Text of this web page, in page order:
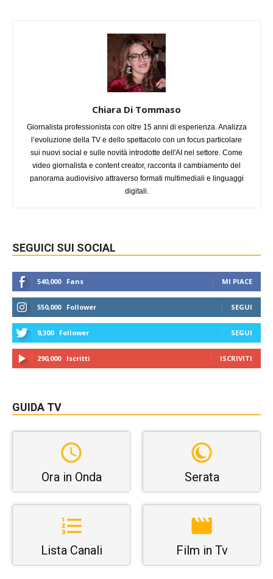
Chiara Di Tommaso
Giornalista professionista con oltre 15 anni di esperienza. Analizza
l’evoluzione della TV e dello spettacolo con un focus particolare
sui nuovi social e sulle novità introdotte dell'AI nel settore. Come
video giornalista e content creator, racconta il cambiamento del
panorama audiovisivo attraverso formati multimediali e linguaggi
digitali.
SEGUICI SUI SOCIAL
540,000 Fans MI PIACE
550,000 Follower SEGUI
9,300 Follower SEGUI
290,000 Iscritti ISCRIVITI
GUIDA TV
Ora in Onda Serata
Lista Canali Film in Tv